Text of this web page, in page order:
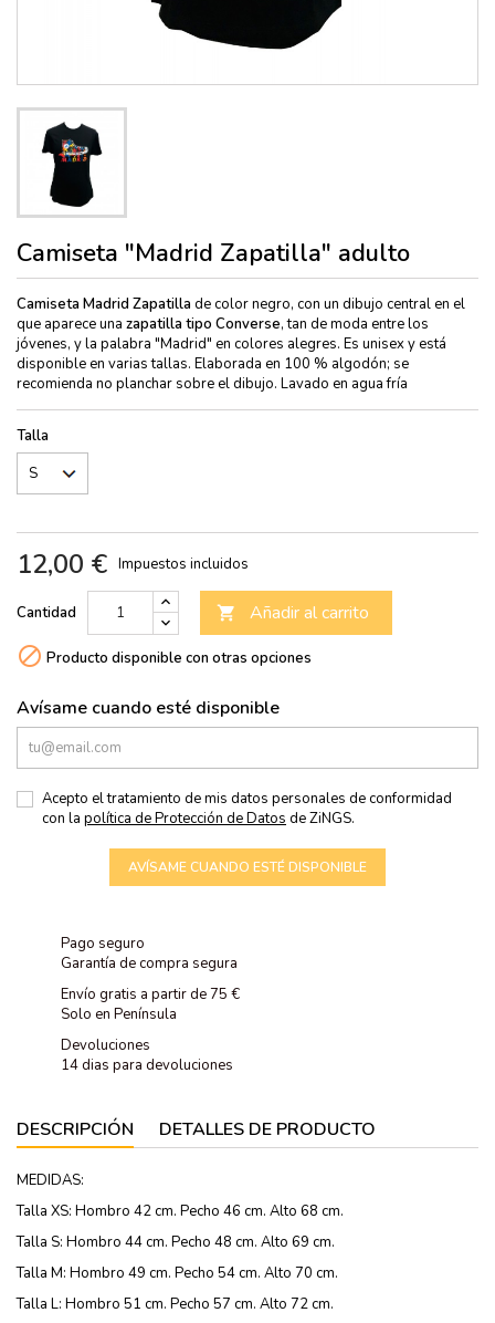
Camiseta "Madrid Zapatilla" adulto
Camiseta Madrid Zapatilla de color negro, con un dibujo central en el
que aparece una zapatilla tipo Converse, tan de moda entre los
jóvenes, y la palabra "Madrid" en colores alegres. Es unisex y está
disponible en varias tallas. Elaborada en 100 % algodón; se
recomienda no planchar sobre el dibujo. Lavado en agua fría
Talla
12,00 € Impuestos incluidos
Cantidad  Añadir al carrito
 Producto disponible con otras opciones
Avísame cuando esté disponible
Acepto el tratamiento de mis datos personales de conformidad
con la política de Protección de Datos de ZiNGS.
AVÍSAME CUANDO ESTÉ DISPONIBLE
Pago seguro
Garantía de compra segura
Envío gratis a partir de 75 €
Solo en Península
Devoluciones
14 dias para devoluciones
DESCRIPCIÓN DETALLES DE PRODUCTO
MEDIDAS:
Talla XS: Hombro 42 cm. Pecho 46 cm. Alto 68 cm.
Talla S: Hombro 44 cm. Pecho 48 cm. Alto 69 cm.
Talla M: Hombro 49 cm. Pecho 54 cm. Alto 70 cm.
Talla L: Hombro 51 cm. Pecho 57 cm. Alto 72 cm.